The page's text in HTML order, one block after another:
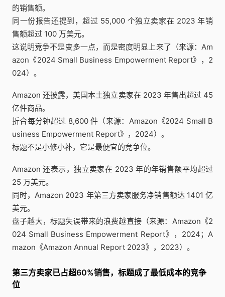
的销售额。
同一份报告还提到，超过 55,000 个独立卖家在 2023 年销
售额超过 100 万美元。
这说明竞争不是变多一点，而是密度明显上来了（来源：Am
azon《2024 Small Business Empowerment Report》，2
024）。
Amazon 还披露，美国本土独立卖家在 2023 年售出超过 45
亿件商品。
折合每分钟超过 8,600 件（来源：Amazon《2024 Small B
usiness Empowerment Report》，2024）。
标题不是小修小补，它是最便宜的竞争位。
Amazon 还表示，独立卖家在 2023 年的年销售额平均超过
25 万美元。
同时，Amazon 2023 年第三方卖家服务净销售额达 1401 亿
美元。
盘子越大，标题失误带来的浪费越直接（来源：Amazon《2
024 Small Business Empowerment Report》，2024；A
mazon《Amazon Annual Report 2023》，2023）。
第三方卖家已占超60%销售，标题成了最低成本的竞争
位